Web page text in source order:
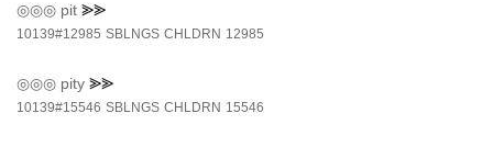
◎◎◎ pit ⪢⪢
10139#12985 SBLNGS CHLDRN 12985
◎◎◎ pity ⪢⪢
10139#15546 SBLNGS CHLDRN 15546